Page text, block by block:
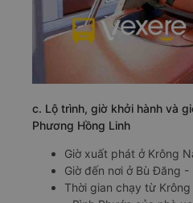
c. Lộ trình, giờ khởi hành và
Phương Hồng Linh
Giờ xuất phát ở Krông
Giờ đến nơi ở Bù Đăng
Thời gian chạy từ